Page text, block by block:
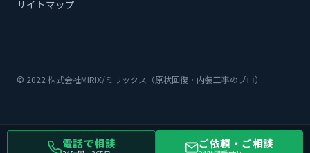
サイトマップ
© 2022 株式会社MIRIX/ミリックス（原状回復・内装工事のプロ）.
電話で相談 ご依頼・ご相談